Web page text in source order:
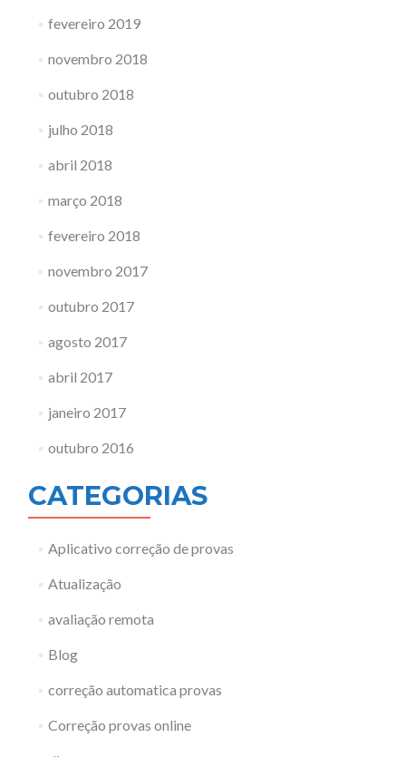
fevereiro 2019
novembro 2018
outubro 2018
julho 2018
abril 2018
março 2018
fevereiro 2018
novembro 2017
outubro 2017
agosto 2017
abril 2017
janeiro 2017
outubro 2016
CATEGORIAS
Aplicativo correção de provas
Atualização
avaliação remota
Blog
correção automatica provas
Correção provas online